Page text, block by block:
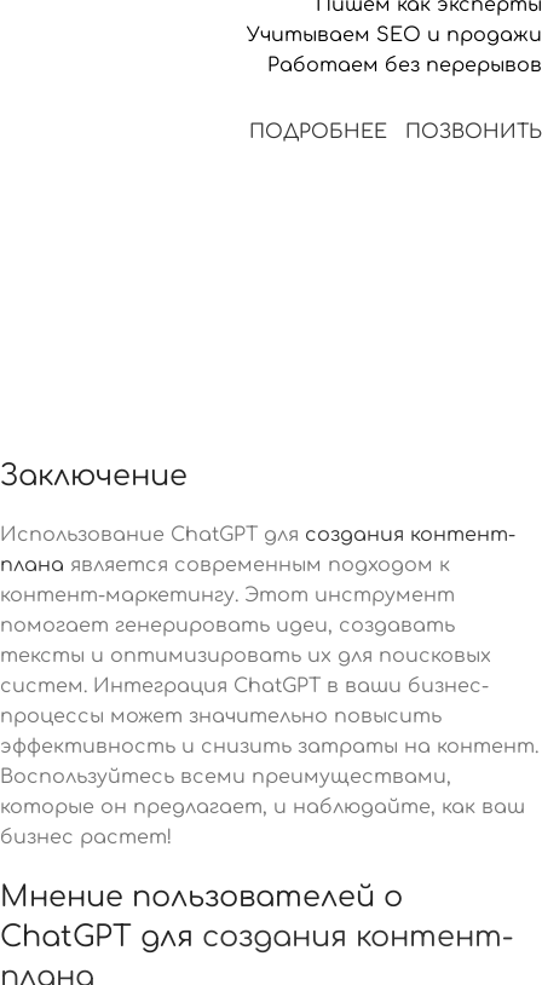
Пишем как эксперты
Учитываем SEO и продажи
Работаем без перерывов
ПОДРОБНЕЕ ПОЗВОНИТЬ
Заключение
Использование ChatGPT для создания контент-
плана является современным подходом к
контент-маркетингу. Этот инструмент
помогает генерировать идеи, создавать
тексты и оптимизировать их для поисковых
систем. Интеграция ChatGPT в ваши бизнес-
процессы может значительно повысить
эффективность и снизить затраты на контент.
Воспользуйтесь всеми преимуществами,
которые он предлагает, и наблюдайте, как ваш
бизнес растет!
Мнение пользователей о
ChatGPT для создания контент-
плана